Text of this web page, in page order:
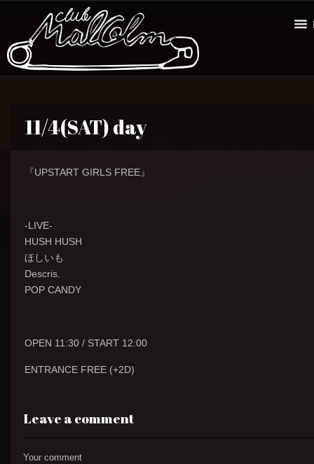
11/4(SAT) day
『UPSTART GIRLS FREE』
-LIVE-
HUSH HUSH
ほしいも
Descris.
POP CANDY
OPEN 11:30 / START 12:00
ENTRANCE FREE (+2D)
Leave a comment
Your comment